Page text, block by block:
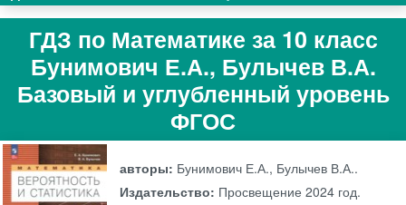
ГДЗ по Математике за 10 класс
Бунимович Е.А., Булычев В.А.
Базовый и углубленный уровень
ФГОС
авторы: Бунимович Е.А., Булычев В.А..
Издательство: Просвещение 2024 год.